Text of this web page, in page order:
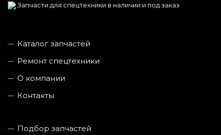
Запчасти для спецтехники в наличии и под заказ
Каталог запчастей
Ремонт спецтехники
О компании
Контакты
Подбор запчастей